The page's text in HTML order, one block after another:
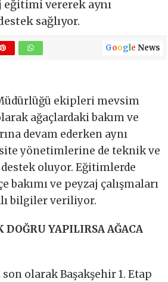
eğitimi vererek aynı
sağlıyor.
Google News
ekipleri mevsim
ağaçlardaki bakım ve
devam ederken aynı
yönetimlerine de teknik ve
oluyor. Eğitimlerde
bakımı ve peyzaj çalışmaları
bilgiler veriliyor.
YAPILIRSA AĞACA
olarak Başakşehir 1. Etap